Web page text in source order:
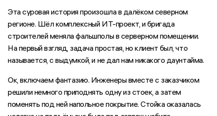
Эта суровая история произошла в далёком северном
регионе. Шёл комплексный ИТ-проект, и бригада
строителей меняла фальшполы в серверном помещении.
На первый взгляд, задача простая, но клиент был, что
называется, с выдумкой, и не дал нам никакого даунтайма.
Ок, включаем фантазию. Инженеры вместе с заказчиком
решили немного приподнять одну из стоек, а затем
поменять под ней напольное покрытие. Стойка оказалась